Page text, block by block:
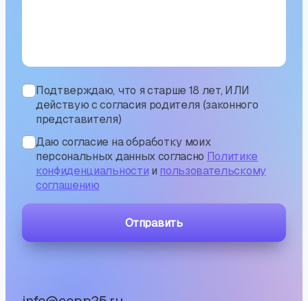
Подтверждаю, что я старше 18 лет, ИЛИ
действую с согласия родителя (законного
представителя)
Даю согласие на обработку моих
персональных данных согласно Политике
конфиденциальности и пользовательскому
соглашению
Отправить